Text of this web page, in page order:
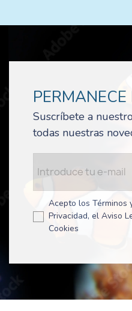
Suscríbete a
todas nuestras
Acepto los Términos
Privacidad, el Aviso
Cookies